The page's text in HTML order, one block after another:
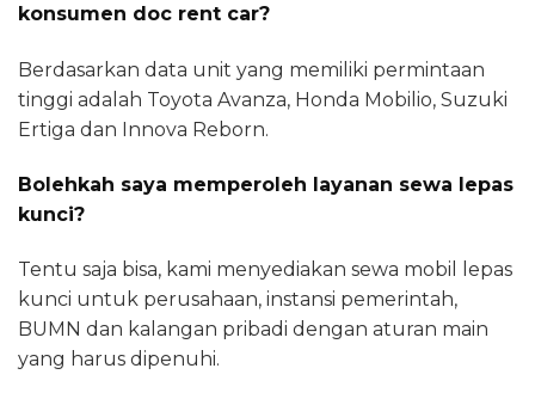
konsumen doc rent car?
Berdasarkan data unit yang memiliki permintaan
tinggi adalah Toyota Avanza, Honda Mobilio, Suzuki
Ertiga dan Innova Reborn.
Bolehkah saya memperoleh layanan sewa lepas
kunci?
Tentu saja bisa, kami menyediakan sewa mobil lepas
kunci untuk perusahaan, instansi pemerintah,
BUMN dan kalangan pribadi dengan aturan main
yang harus dipenuhi.